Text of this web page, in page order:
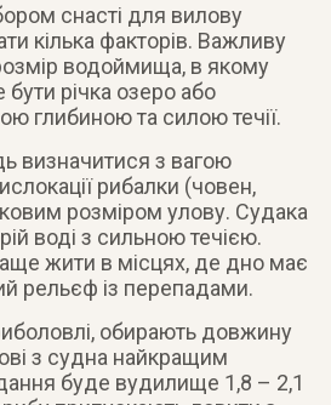
снасті для вилову
кілька факторів. Важливу
водоймища, в якому
річка озеро або
глибиною та силою течії.
визначитися з вагою
рибалки (човен,
розміром улову. Судака
воді з сильною течією.
жити в місцях, де дно має
рельєф із перепадами.
обирають довжину
з судна найкращим
буде вудилище 1,8 – 2,1